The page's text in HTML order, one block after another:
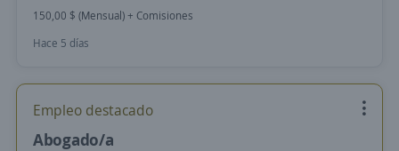
150,00 $ (Mensual) + Comisiones
Hace 5 días
Empleo destacado
Abogado/a